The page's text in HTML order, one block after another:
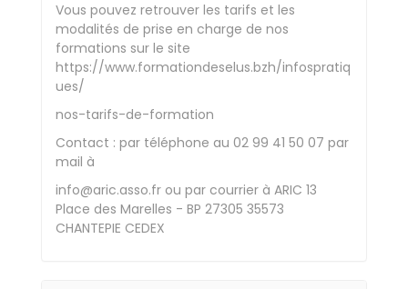
Vous pouvez retrouver les tarifs et les
modalités de prise en charge de nos
formations sur le site
https://www.formationdeselus.bzh/infospratiq
ues/
nos-tarifs-de-formation
Contact : par téléphone au 02 99 41 50 07 par
mail à
info@aric.asso.fr ou par courrier à ARIC 13
Place des Marelles - BP 27305 35573
CHANTEPIE CEDEX